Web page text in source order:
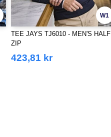
W1
TEE JAYS TJ6010 - MEN'S HALF
ZIP
423,81 kr